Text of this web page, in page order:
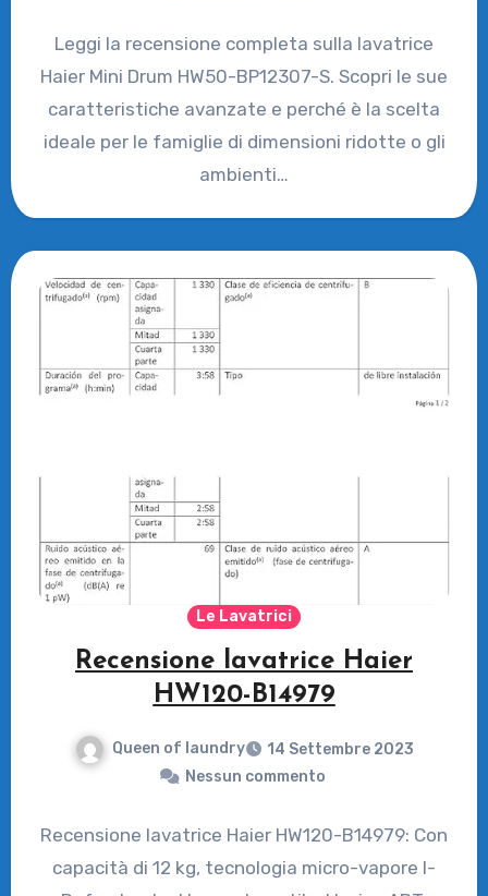
Leggi la recensione completa sulla lavatrice
Haier Mini Drum HW50-BP12307-S. Scopri le sue
caratteristiche avanzate e perché è la scelta
ideale per le famiglie di dimensioni ridotte o gli
ambienti…
Le Lavatrici
Recensione lavatrice Haier
HW120-B14979
Queen of laundry
14 Settembre 2023
Nessun commento
Recensione lavatrice Haier HW120-B14979: Con
capacità di 12 kg, tecnologia micro-vapore I-